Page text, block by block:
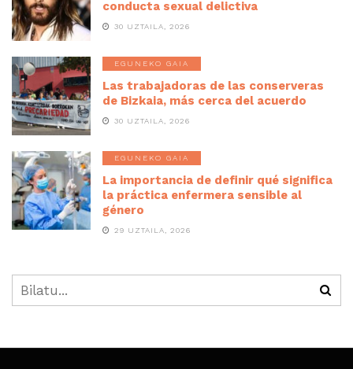
conducta sexual delictiva
30 UZTAILA, 2026
EGUNEKO GAIA
Las trabajadoras de las conserveras
de Bizkaia, más cerca del acuerdo
30 UZTAILA, 2026
EGUNEKO GAIA
La importancia de definir qué significa
la práctica enfermera sensible al
género
29 UZTAILA, 2026